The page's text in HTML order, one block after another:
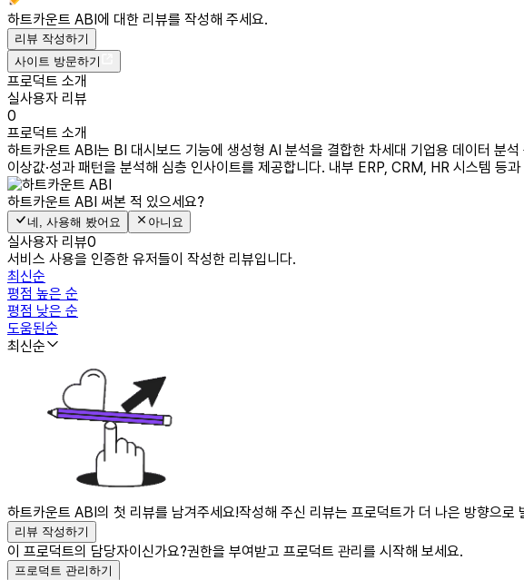
하트카운트 ABI에 대한 리뷰를 작성해 주세요.
리뷰 작성하기
사이트 방문하기
프로덕트 소개
실사용자 리뷰
0
프로덕트 소개
하트카운트 ABI는 BI 대시보드 기능에 생성형 AI 분석을 결합한 차세대 기업용 데이터 분
이상값·성과 패턴을 분석해 심층 인사이트를 제공합니다. 내부 ERP, CRM, HR 시스템 등
하트카운트 ABI 써본 적 있으세요?
네, 사용해 봤어요 아니요
실사용자 리뷰0
서비스 사용을 인증한 유저들이 작성한 리뷰입니다.
최신순
평점 높은 순
평점 낮은 순
도움된순
최신순
하트카운트 ABI의 첫 리뷰를 남겨주세요!작성해 주신 리뷰는 프로덕트가 더 나은 방향으
리뷰 작성하기
이 프로덕트의 담당자이신가요?권한을 부여받고 프로덕트 관리를 시작해 보세요.
프로덕트 관리하기